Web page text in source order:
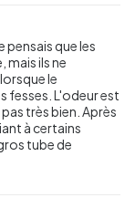
pensais que les
ils ne
le
fesses. L'odeur est
très bien. Après
à certains
tube de